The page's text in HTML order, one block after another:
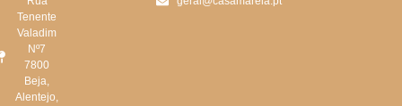
Tenente
Valadim
Nº7
7800
Beja,
Alentejo,